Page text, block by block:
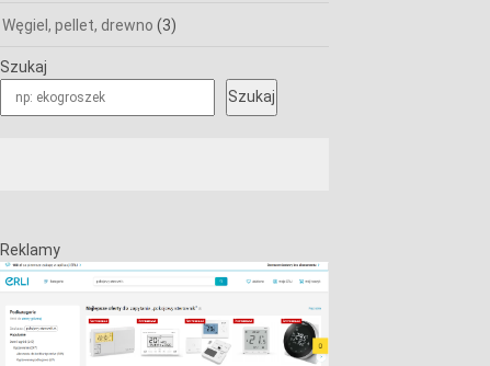
Węgiel, pellet, drewno (3)
Szukaj
Szukaj
Reklamy